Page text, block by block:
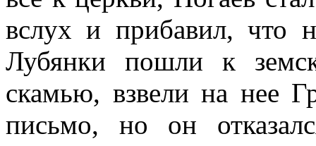
вслух и прибавил, что
Лубянки пошли к
скамью, взвели на нее
письмо, но он